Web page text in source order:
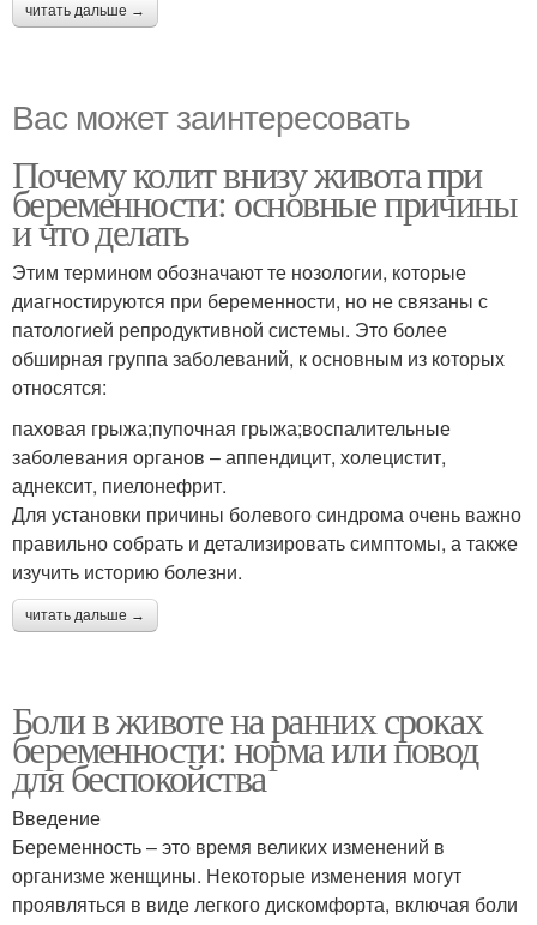
читать дальше →
Вас может заинтересовать
Почему колит внизу живота при
беременности: основные причины
и что делать
Этим термином обозначают те нозологии, которые
диагностируются при беременности, но не связаны с
патологией репродуктивной системы. Это более
обширная группа заболеваний, к основным из которых
относятся:
паховая грыжа;пупочная грыжа;воспалительные
заболевания органов – аппендицит, холецистит,
аднексит, пиелонефрит.
Для установки причины болевого синдрома очень важно
правильно собрать и детализировать симптомы, а также
изучить историю болезни.
читать дальше →
Боли в животе на ранних сроках
беременности: норма или повод
для беспокойства
Введение
Беременность – это время великих изменений в
организме женщины. Некоторые изменения могут
проявляться в виде легкого дискомфорта, включая боли